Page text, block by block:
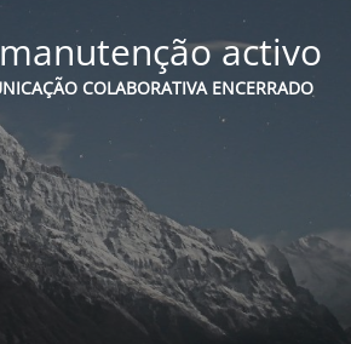
activo
COLABORATIVA ENCERRADO